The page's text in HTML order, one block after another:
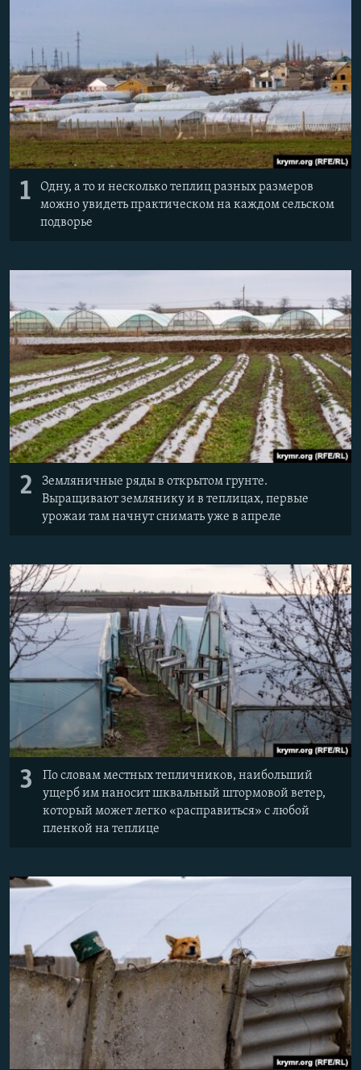
КРЫМ.НЕПОКОРЕННЫЙ
ELIFBE
УКРАИНСКАЯ ПРОБЛЕМА КРЫМА
Все сайты RFE/RL
1
Одну, а то и несколько теплиц разных размеров
можно увидеть практическом на каждом сельском
подворье
2
Земляничные ряды в открытом грунте.
Выращивают землянику и в теплицах, первые
урожаи там начнут снимать уже в апреле
3
По словам местных тепличников, наибольший
ущерб им наносит шквальный штормовой ветер,
который может легко «расправиться» с любой
пленкой на теплице